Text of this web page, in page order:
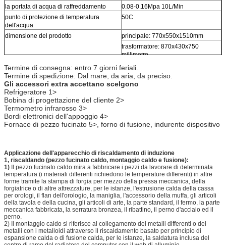
la portata di acqua di raffreddamento
0.08-0.16Mpa 10L/Min
punto di protezione di temperatura
dell'acqua
50C
dimensione del prodotto
principale: 770x550x1510mm
trasformatore: 870x430x750
millimetro
peso netto
principale: 150gks
trasformatore: 120kgs
Termine di consegna: entro 7 giorni feriali.
Termine di spedizione: Dal mare, da aria, da preciso.
Gli accessori extra accettano scelgono
Refrigeratore 1>
Bobina di progettazione del cliente 2>
Termometro infrarosso 3>
Bordi elettronici dell'appoggio 4>
Fornace di pezzo fucinato 5>, forno di fusione, indurente dispositivo
Applicazione dell'apparecchio di riscaldamento di induzione
1, riscaldando (pezzo fucinato caldo, montaggio caldo e fusione):
1) Il pezzo fucinato caldo mira a fabbricare i pezzi da lavorare di determinata
temperatura (i materiali differenti richiedono le temperature differenti) in altre
forme tramite la stampa di forgia per mezzo della pressa meccanica, della
forgiatrice o di altre attrezzature, per le istanze, l'estrusione calda della cassa
per orologi, il flan dell'orologio, la maniglia, l'accessorio della muffa, gli articoli
della tavola e della cucina, gli articoli di arte, la parte standard, il fermo, la parte
meccanica fabbricata, la serratura bronzea, il ribattino, il perno d'acciaio ed il
perno.
2) Il montaggio caldo si riferisce al collegamento dei metalli differenti o dei
metalli con i metalloidi attraverso il riscaldamento basato per principio di
espansione calda o di fusione calda, per le istanze, la saldatura inclusa del